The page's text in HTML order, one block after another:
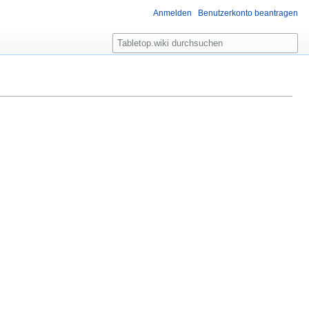
Anmelden Benutzerkonto beantragen
S
u
e